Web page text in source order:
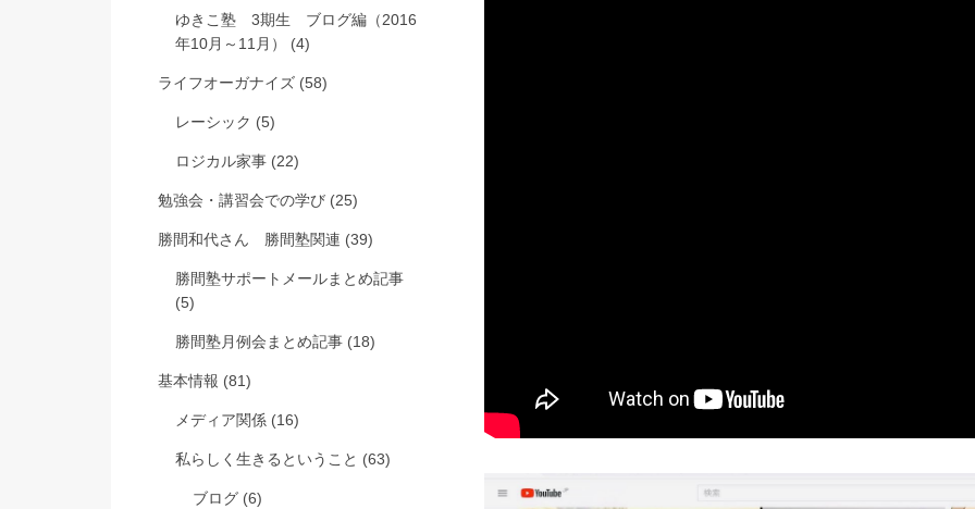
ゆきこ塾 3期生 ブログ編（2016
年10月～11月） (4)
ライフオーガナイズ (58)
レーシック (5)
ロジカル家事 (22)
勉強会・講習会での学び (25)
勝間和代さん 勝間塾関連 (39)
勝間塾サポートメールまとめ記事
(5)
勝間塾月例会まとめ記事 (18)
基本情報 (81)
メディア関係 (16)
私らしく生きるということ (63)
ブログ (6)